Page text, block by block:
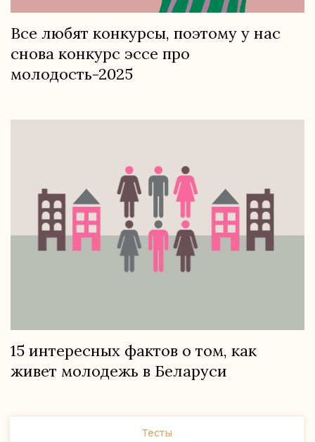
Все любят конкурсы, поэтому у нас
снова конкурс эссе про
молодость-2025
15 интересных фактов о том, как
живет молодежь в Беларуси
Тесты